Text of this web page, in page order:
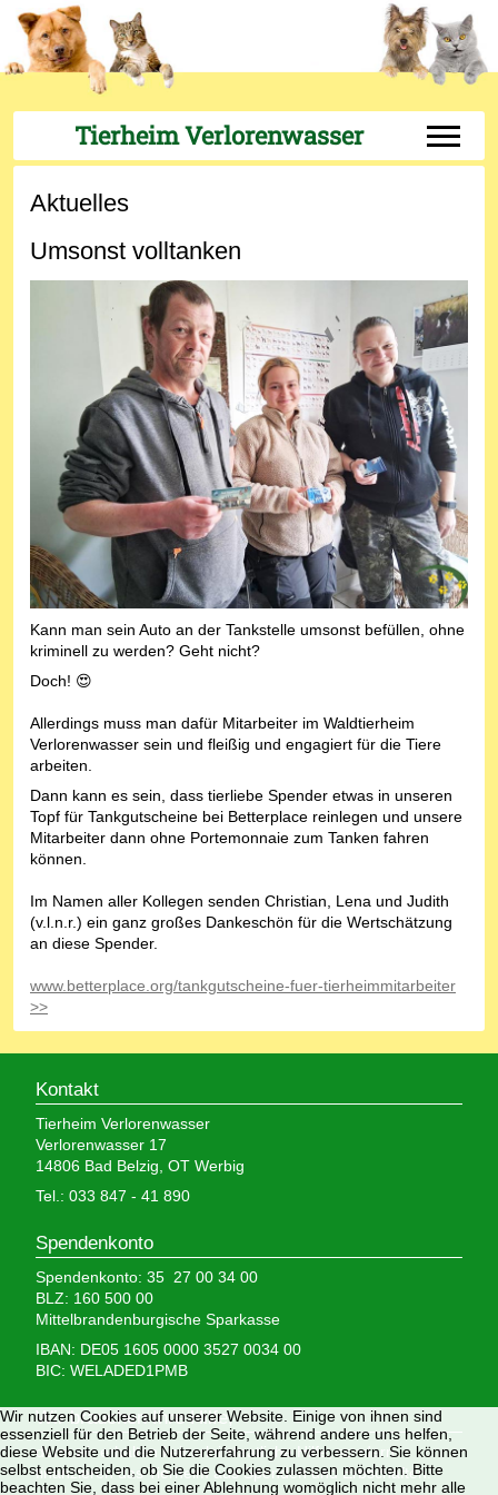
Tierheim Verlorenwasser Off-
Aktuelles
Umsonst volltanken
Kann man sein Auto an der Tankstelle umsonst befüllen, ohne
kriminell zu werden? Geht nicht?
Doch! 😍
Allerdings muss man dafür Mitarbeiter im Waldtierheim
Verlorenwasser sein und fleißig und engagiert für die Tiere
arbeiten.
Dann kann es sein, dass tierliebe Spender etwas in unseren
Topf für Tankgutscheine bei Betterplace reinlegen und unsere
Mitarbeiter dann ohne Portemonnaie zum Tanken fahren
können.
Im Namen aller Kollegen senden Christian, Lena und Judith
(v.l.n.r.) ein ganz großes Dankeschön für die Wertschätzung
an diese Spender.
www.betterplace.org/tankgutscheine-fuer-tierheimmitarbeiter
>>
Kontakt
Tierheim Verlorenwasser
Verlorenwasser 17
14806 Bad Belzig, OT Werbig
Tel.: 033 847 - 41 890
Spendenkonto
Spendenkonto: 35 27 00 34 00
BLZ: 160 500 00
Mittelbrandenburgische Sparkasse
IBAN: DE05 1605 0000 3527 0034 00
BIC: WELADED1PMB
Wir brauchen Ihre Hilfe,
denn wir erhalten keinerlei staatliche Hilfe, sondern
finanzieren das Tierheim aus Spenden und Erbschaften.
Wir nutzen Cookies auf unserer Website. Einige von ihnen sind
essenziell für den Betrieb der Seite, während andere uns helfen,
diese Website und die Nutzererfahrung zu verbessern. Sie können
selbst entscheiden, ob Sie die Cookies zulassen möchten. Bitte
beachten Sie, dass bei einer Ablehnung womöglich nicht mehr alle